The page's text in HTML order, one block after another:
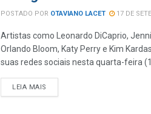
POSTADO POR OTAVIANO LACET 17 DE
Artistas como Leonardo DiCaprio,
Orlando Bloom, Katy Perry e Kim
suas redes sociais nesta quarta-feira
LEIA MAIS